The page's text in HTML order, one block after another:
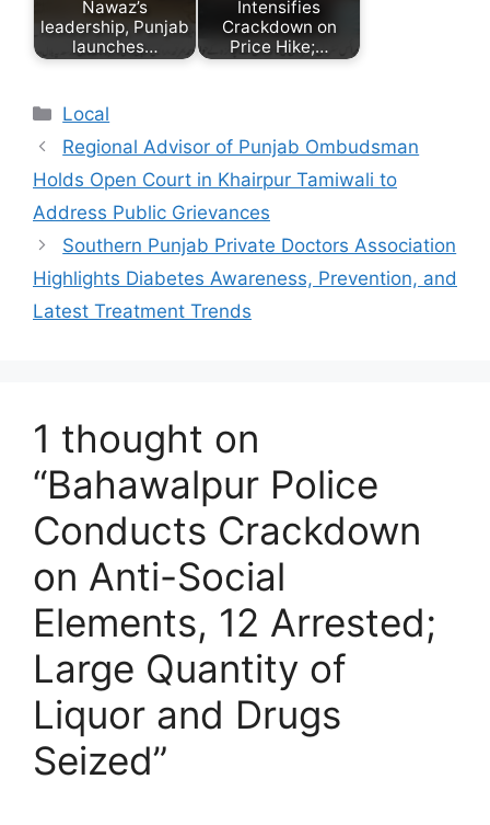
Nawaz’s
leadership, Punjab
launches…
Intensifies
Crackdown on
Price Hike;…
Categories
Local
Regional Advisor of Punjab Ombudsman
Holds Open Court in Khairpur Tamiwali to
Address Public Grievances
Southern Punjab Private Doctors Association
Highlights Diabetes Awareness, Prevention, and
Latest Treatment Trends
1 thought on
“Bahawalpur Police
Conducts Crackdown
on Anti-Social
Elements, 12 Arrested;
Large Quantity of
Liquor and Drugs
Seized”